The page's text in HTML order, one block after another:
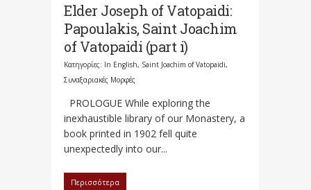
Elder Joseph οf Vatopaidi:
Papoulakis, Saint Joachim
of Vatopaidi (part i)
Κατηγορίες: In English, Saint Joachim of Vatopaidi,
Συναξαριακές Μορφές
PROLOGUE While exploring the
inexhaustible library of our Monastery, a
book printed in 1902 fell quite
unexpectedly into our...
Περισσότερα